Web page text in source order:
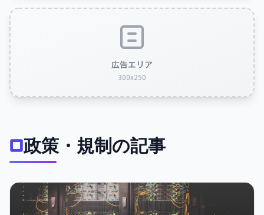
広告エリア
300x250
政策・規制の記事